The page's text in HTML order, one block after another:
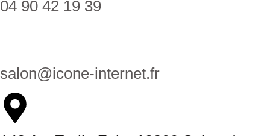
04 90 42 19 39
salon@icone-internet.fr